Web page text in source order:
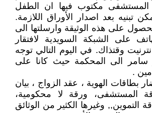
مكتوب فيها ان الطفل
تبنيه بعد اصدار الأوراق اللازمة.
على هذه الوثيقة وارسلتها الى
على الشبكة السويدية لافتقار
وقتذاك. في اليوم التالي توجه
سامر الى المحكمة حيث كانا على
.
بطاقات الهوية ، عقد الزواج ، بيان
المستشفى، ورقة لا محكومية،
التموين,, وغيرها الكثير من الوثائق